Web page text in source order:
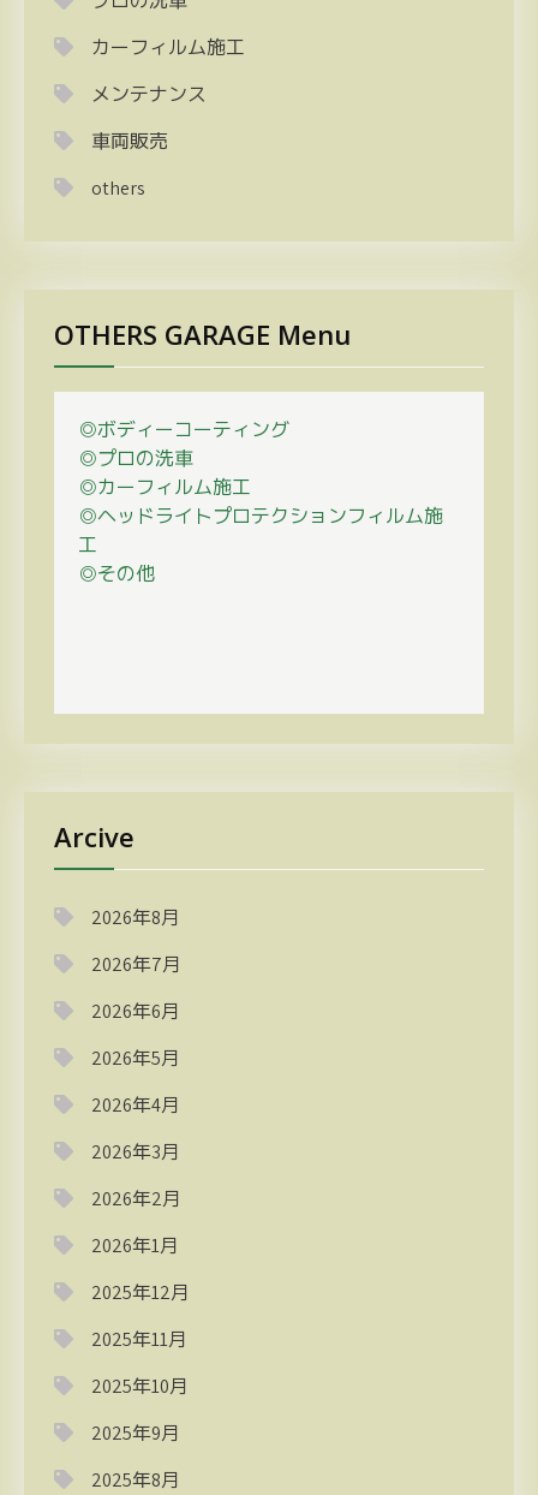
カーフィルム施工
メンテナンス
車両販売
others
OTHERS GARAGE Menu
◎ボディーコーティング
◎プロの洗車
◎カーフィルム施工
◎ヘッドライトプロテクションフィルム施
工
◎その他
Arcive
2026年8月
2026年7月
2026年6月
2026年5月
2026年4月
2026年3月
2026年2月
2026年1月
2025年12月
2025年11月
2025年10月
2025年9月
2025年8月